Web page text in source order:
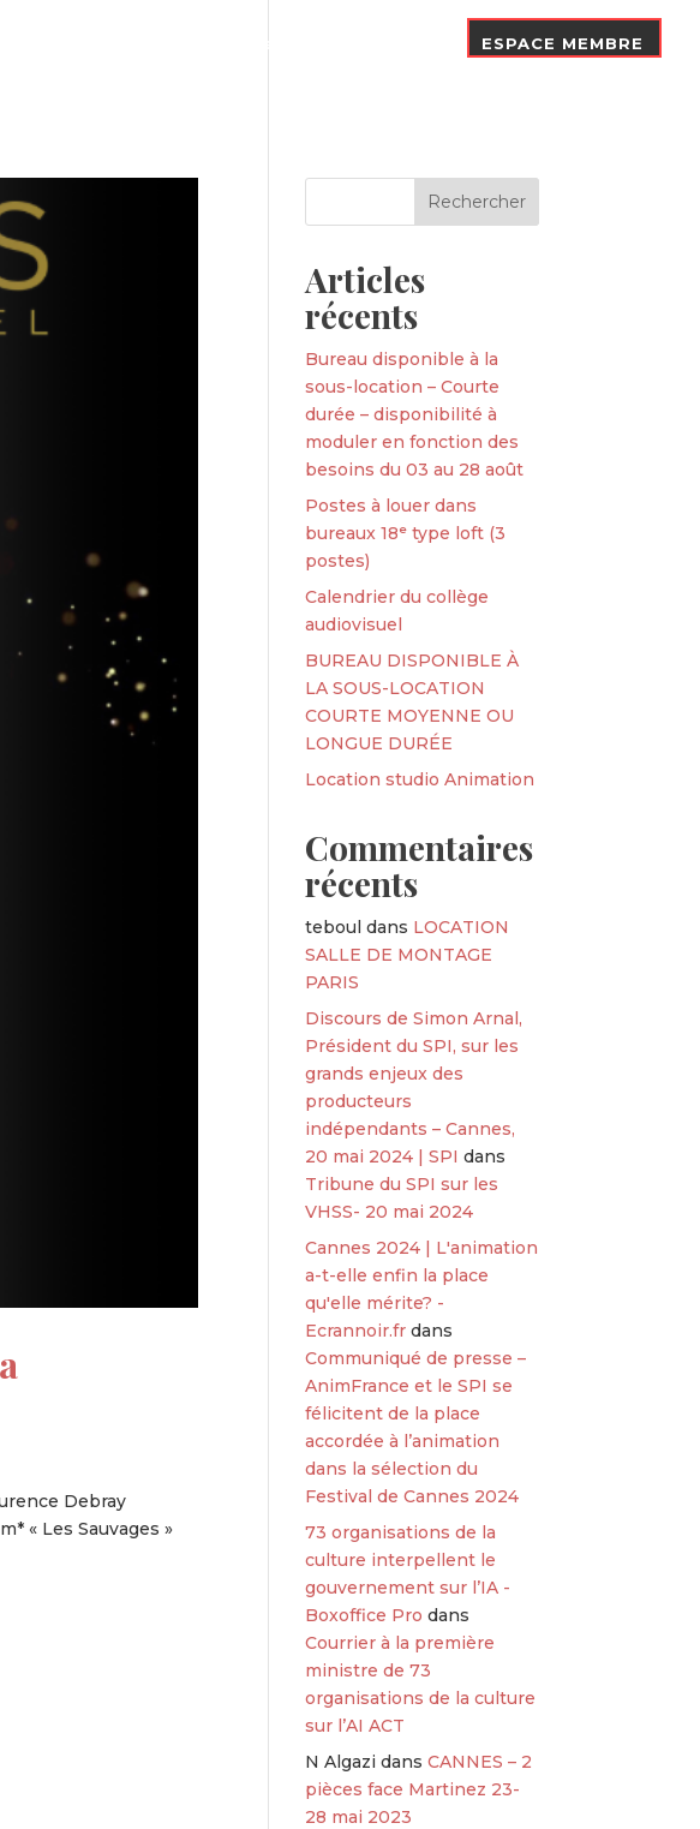
Nos Adhérents ESPACE MEMBRE
Debray
« Les Sauvages »
Articles
récents
Bureau disponible à la
sous-location – Courte
durée – disponibilité à
moduler en fonction des
besoins du 03 au 28 août
Postes à louer dans
bureaux 18ᵉ type loft (3
postes)
Calendrier du collège
audiovisuel
BUREAU DISPONIBLE À
LA SOUS-LOCATION
COURTE MOYENNE OU
LONGUE DURÉE
Location studio Animation
Commentaires
récents
teboul dans LOCATION
SALLE DE MONTAGE
PARIS
Discours de Simon Arnal,
Président du SPI, sur les
grands enjeux des
producteurs
indépendants – Cannes,
20 mai 2024 | SPI dans
Tribune du SPI sur les
VHSS- 20 mai 2024
Cannes 2024 | L'animation
a-t-elle enfin la place
qu'elle mérite? -
Ecrannoir.fr dans
Communiqué de presse –
AnimFrance et le SPI se
félicitent de la place
accordée à l’animation
dans la sélection du
Festival de Cannes 2024
73 organisations de la
culture interpellent le
gouvernement sur l’IA -
Boxoffice Pro dans
Courrier à la première
ministre de 73
organisations de la culture
sur l’AI ACT
N Algazi dansCANNES – 2
pièces face Martinez 23-
28 mai 2023